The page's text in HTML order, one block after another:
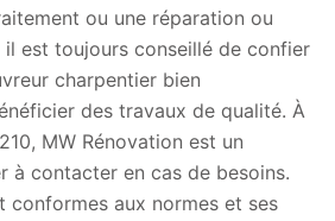
ou une réparation ou
est toujours conseillé de confier
charpentier bien
des travaux de qualité. À
MW Rénovation est un
à contacter en cas de besoins.
conformes aux normes et ses